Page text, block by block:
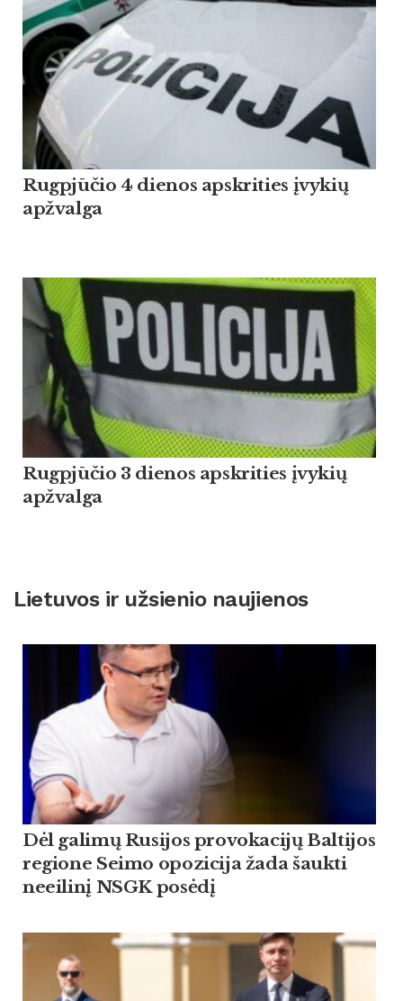
Rugpjūčio 4 dienos apskrities įvykių
apžvalga
Rugpjūčio 3 dienos apskrities įvykių
apžvalga
Lietuvos ir užsienio naujienos
Dėl galimų Rusijos provokacijų Baltijos
regione Seimo opozicija žada šaukti
neeilinį NSGK posėdį